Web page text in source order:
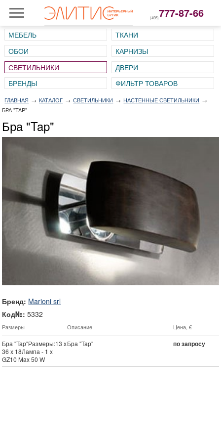
(495)777-87-66
МЕБЕЛЬ
ТКАНИ
ОБОИ
КАРНИЗЫ
СВЕТИЛЬНИКИ
ДВЕРИ
ГЛАВНАЯ → КАТАЛОГ → СВЕТИЛЬНИКИ → НАСТЕННЫЕ СВЕТИЛЬНИКИ →
БРА "TAP"
Бра "Tap"
Бренд: Marioni srl
Код№:5332
Размеры Описание Цена, €
Бра "Tap"Размеры:13 x
36 x 18Лампа - 1 x
GZ10 Max 50 W
Бра "Tap" по запросу